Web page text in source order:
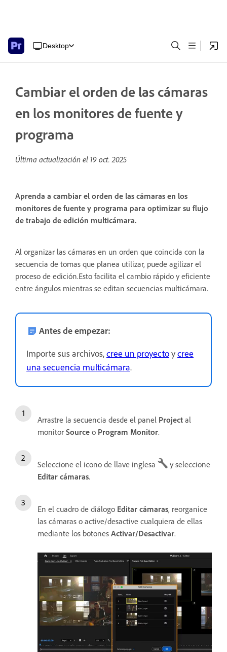
Desktop
Cambiar el orden de las cámaras
en los monitores de fuente y
programa
Última actualización el 19 oct. 2025
Aprenda a cambiar el orden de las cámaras en los
monitores de fuente y programa para optimizar su flujo
de trabajo de edición multicámara.
Al organizar las cámaras en un orden que coincida con la
secuencia de tomas que planea utilizar, puede agilizar el
proceso de edición.Esto facilita el cambio rápido y eficiente
entre ángulos mientras se editan secuencias multicámara.
Antes de empezar:
Importe sus archivos,cree un proyectoycree
una secuencia multicámara.
Arrastre la secuencia desde el panel Project al
monitor Source o Program Monitor.
Seleccione el icono de llave inglesa
y seleccione
Editar cámaras.
En el cuadro de diálogo Editar cámaras, reorganice
las cámaras o active/desactive cualquiera de ellas
mediante los botones Activar/Desactivar.